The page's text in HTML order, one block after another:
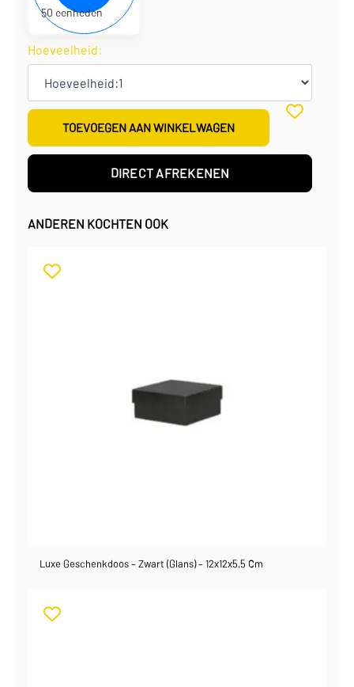
50 eenheden
Hoeveelheid:
TOEVOEGEN AAN WINKELWAGEN
DIRECT AFREKENEN
ANDEREN KOCHTEN OOK
Luxe Geschenkdoos – Zwart (glans) – 12x12x5,5 Cm